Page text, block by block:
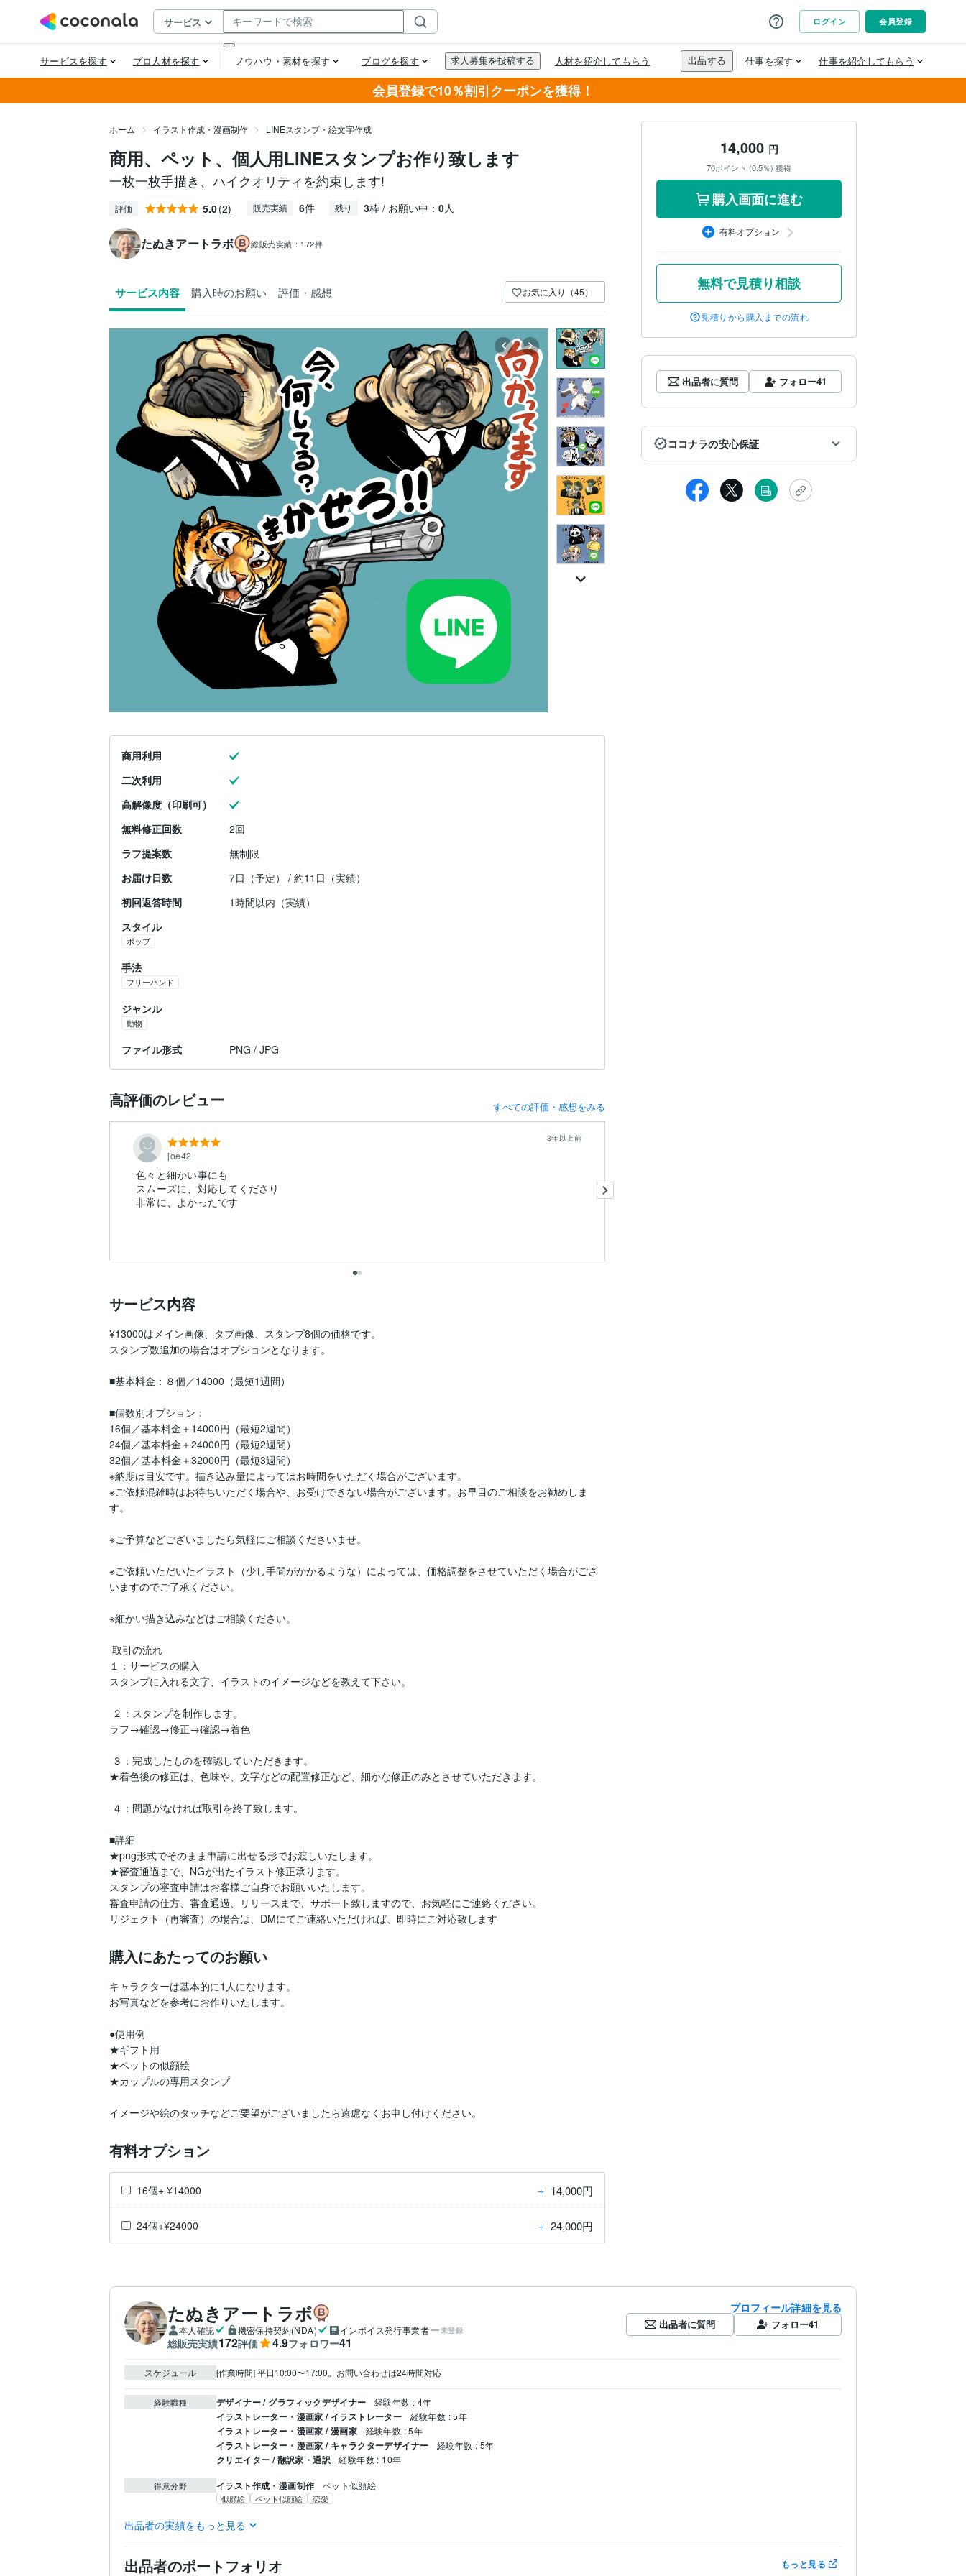
会員登録で10％割引クーポンを獲得！
ホーム イラスト作成・漫画制作 LINEスタンプ・絵文字作成
商用、ペット、個人用LINEスタンプお作り致します
一枚一枚手描き、ハイクオリティを約束します!
評価 5.0(2) 販売実績 6件 残り 3枠 / お願い中： 0人
たぬきアートラボ 総販売実績： 172件
サービス内容 購入時のお願い 評価・感想 お気に入り（45）
商用利用
二次利用
高解像度（印刷可）
無料修正回数
2回
ラフ提案数
無制限
お届け日数
7日（予定） / 約11日（実績）
初回返答時間
1時間以内（実績）
スタイル
ポップ
手法
フリーハンド
ジャンル
動物
ファイル形式 PNG / JPG
高評価のレビュー すべての評価・感想をみる
joe42
3年以上前
色々と細かい事にも
スムーズに、対応してくださり
非常に、よかったです
サービス内容
¥13000はメイン画像、タブ画像、スタンプ8個の価格です。
スタンプ数追加の場合はオプションとなります。
■基本料金：８個／14000（最短1週間）
■個数別オプション：
16個／基本料金＋14000円（最短2週間）
24個／基本料金＋24000円（最短2週間）
32個／基本料金＋32000円（最短3週間）
※納期は目安です。描き込み量によってはお時間をいただく場合がございます。
※ご依頼混雑時はお待ちいただく場合や、お受けできない場合がございます。お早目のご相談をお勧めしま
す。
※ご予算などございましたら気軽にご相談くださいませ。
※ご依頼いただいたイラスト（少し手間がかかるような）によっては、価格調整をさせていただく場合がござ
いますのでご了承ください。
※細かい描き込みなどはご相談ください。
１：サービスの購入
スタンプに入れる文字、イラストのイメージなどを教えて下さい。
ラフ→確認→修正→確認→着色
★着色後の修正は、色味や、文字などの配置修正など、細かな修正のみとさせていただきます。
■詳細
★png形式でそのまま申請に出せる形でお渡しいたします。
★審査通過まで、NGが出たイラスト修正承ります。
スタンプの審査申請はお客様ご自身でお願いいたします。
審査申請の仕方、審査通過、リリースまで、サポート致しますので、お気軽にご連絡ください。
購入にあたってのお願い
キャラクターは基本的に1人になります。
お写真などを参考にお作りいたします。
●使用例
★ギフト用
★ペットの似顔絵
★カップルの専用スタンプ
イメージや絵のタッチなどご要望がございましたら遠慮なくお申し付けください。
有料オプション
16個+ ¥14000 ＋ 14,000円
24個+¥24000 ＋ 24,000円
14,000 円
70ポイント (0.5％) 獲得
購入画面に進む
有料オプション
無料で見積り相談
見積りから購入までの流れ
出品者に質問 フォロー41
ココナラの安心保証
たぬきアートラボ
本人確認 機密保持契約(NDA) インボイス発行事業者 未登録
総販売実績172評価 4.9フォロワー41
プロフィール詳細を見る
出品者に質問 フォロー41
スケジュール [作業時間] 平日10:00〜17:00。お問い合わせは24時間対応
経験職種 デザイナー / グラフィックデザイナー 経験年数 : 4年
イラストレーター・漫画家 / イラストレーター 経験年数 : 5年
イラストレーター・漫画家 / 漫画家 経験年数 : 5年
イラストレーター・漫画家 / キャラクターデザイナー 経験年数 : 5年
クリエイター / 翻訳家・通訳 経験年数 : 10年
得意分野 イラスト作成・漫画制作 ペット似顔絵
似顔絵 ペット似顔絵 恋愛
語学力 英語
ネイティブレベル
出品者の実績をもっと見る
出品者のポートフォリオ もっと見る